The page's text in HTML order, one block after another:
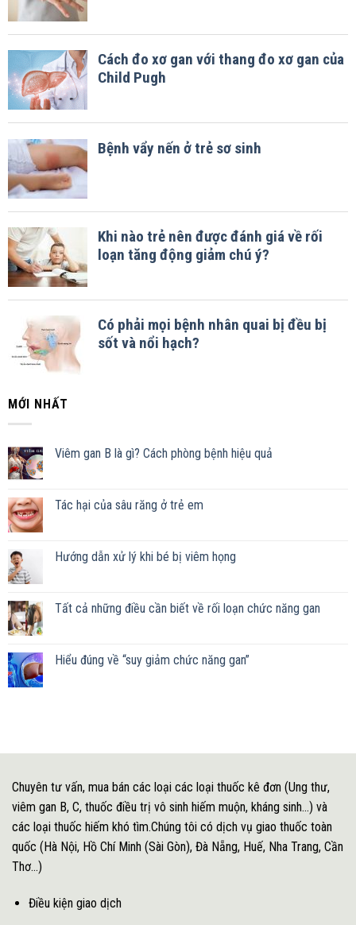
MỚI NHẤT
Viêm gan B là gì? Cách phòng bệnh hiệu quả
Tác hại của sâu răng ở trẻ em
Hướng dẫn xử lý khi bé bị viêm họng
Tất cả những điều cần biết về rối loạn chức năng gan
Hiểu đúng về “suy giảm chức năng gan”
Chuyên tư vấn, mua bán các loại các loại thuốc kê đơn (Ung thư,
viêm gan B, C, thuốc điều trị vô sinh hiếm muộn, kháng sinh...) và
các loại thuốc hiếm khó tìm.Chúng tôi có dịch vụ giao thuốc toàn
quốc (Hà Nội, Hồ Chí Minh (Sài Gòn), Đà Nẵng, Huế, Nha Trang, Cần
Thơ...)
Điều kiện giao dịch